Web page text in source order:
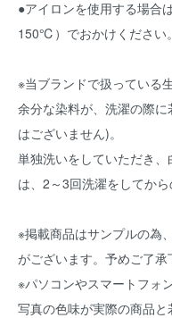
●アイロンを使用する場合
150℃）でおかけください。
※当ブランドで扱っている
余分な染料が、洗濯の際
はございません)。
単独洗いをしていただき
は、2～3回洗濯をしてから
※掲載商品はサンプルの為
がございます。予めご了承
※パソコンやスマートフォ
写真の色味が実際の商品